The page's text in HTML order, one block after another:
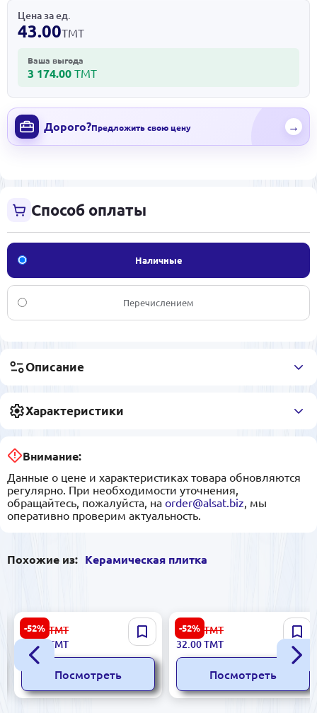
Цена за ед.
43.00ТМТ
Ваша выгода
3 174.00 ТМТ
Дорого?Предложить свою цену →
Способ оплаты
Наличные
Перечислением
Описание
Характеристики
Внимание:
Данные о цене и характеристиках товара обновляются
регулярно. При необходимости уточнения,
обращайтесь, пожалуйста, на order@alsat.biz , мы
оперативно проверим актуальность.
Похожие из: Керамическая плитка
-52%
Greta 5900499029399 |
Керамическая плитка
5.8x50 см, цвет эбен
23.00 ТМТ
11.00
ТМТ
Посмотреть
-52%
Gardenia 5900499037639 |
Керамическая плитка
33,3x50см глазурованная
MR Tapeta
67.00 ТМТ
32.00ТМТ
Посмотреть